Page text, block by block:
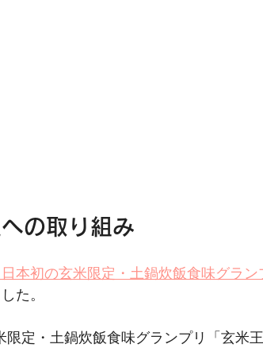
の取り組み
本初の玄米限定・土鍋炊飯食味グラン
た。
定・土鍋炊飯食味グランプリ「玄米